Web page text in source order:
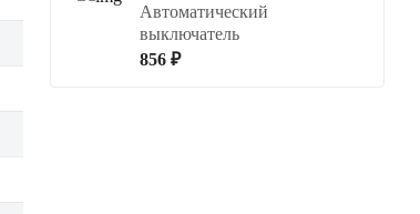
Автоматический
выключатель
856 ₽